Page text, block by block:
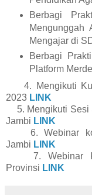
Berbagi
Mengunggah
Mengajar di
Berbagi
Platform
4. Mengikuti
2023 LINK
5. Mengikuti Sesi
Jambi LINK
6. Webinar
Jambi LINK
7. Webinar
Provinsi LINK